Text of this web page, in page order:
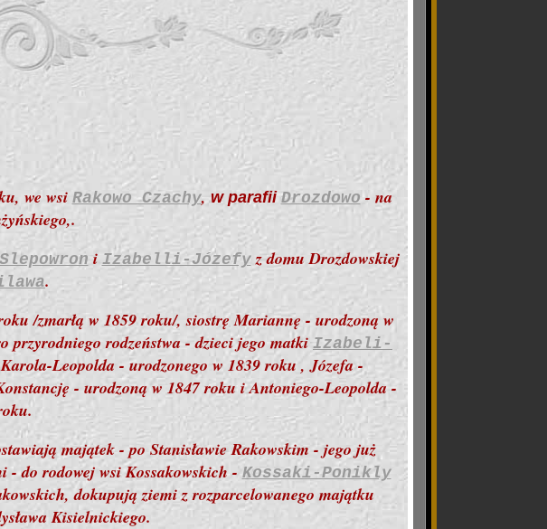
we wsi Rakowo Czachy,w parafii Drozdowo- na
Slepowron i Izabelli-Józefyz domu Drozdowskiej
.
/zmarłą w 1859 roku/, siostrę Mariannę - urodzoną w
przyrodniego rodzeństwa - dzieci jego matkiIzabeli-
Leopolda - urodzonego w 1839 roku , Józefa -
- urodzoną w 1847 roku i Antoniego-Leopolda -
majątek - po Stanisławie Rakowskim -jego już
- do rodowej wsi Kossakowskich - Kossaki-Ponikly
dokupują ziemi z rozparcelowanego majątku
Kisielnickiego.